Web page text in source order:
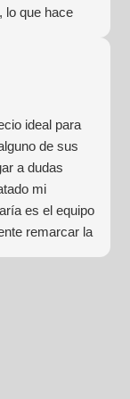
lo que hace
ideal para
de sus
a dudas
mi
es el equipo
remarcar la
y